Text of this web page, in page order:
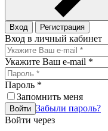
Вход Регистрация
Вход в личный кабинет
Укажите Ваш e-mail *
Пароль *
Запомнить меня
Войти Забыли пароль?
Войти через